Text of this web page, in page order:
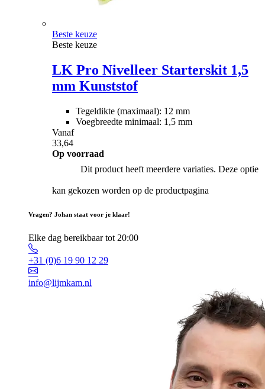
Beste keuze
Beste keuze
LK Pro Nivelleer Starterskit 1,5
mm Kunststof
Tegeldikte (maximaal): 12 mm
Voegbreedte minimaal: 1,5 mm
Vanaf
33,64
Op voorraad
Dit product heeft meerdere variaties. Deze optie
kan gekozen worden op de productpagina
Vragen? Johan staat voor je klaar!
Elke dag bereikbaar tot 20:00
+31 (0)6 19 90 12 29
info@lijmkam.nl